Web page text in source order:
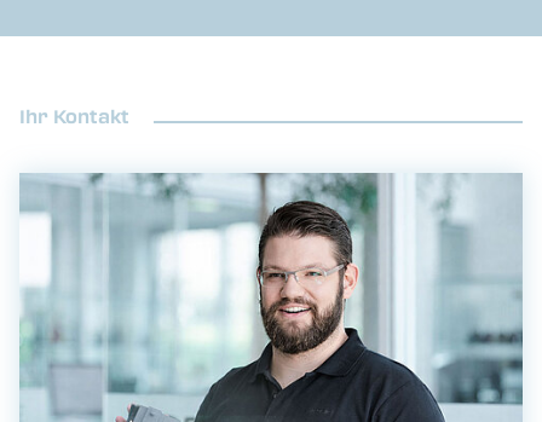
Ihr Kontakt